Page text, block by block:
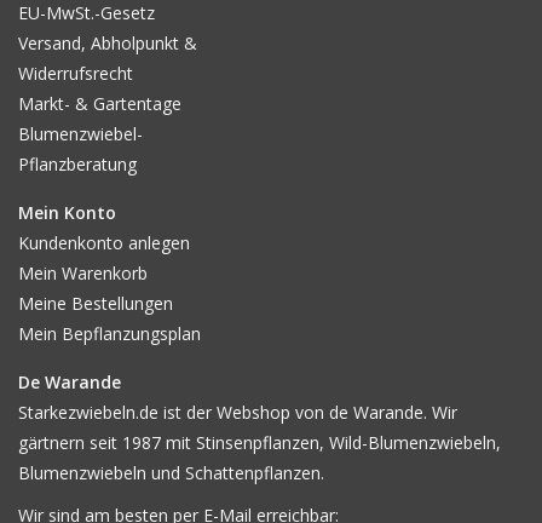
EU-MwSt.-Gesetz
Versand, Abholpunkt &
Widerrufsrecht
Markt- & Gartentage
Blumenzwiebel-
Pflanzberatung
Mein Konto
Kundenkonto anlegen
Mein Warenkorb
Meine Bestellungen
Mein Bepflanzungsplan
De Warande
Starkezwiebeln.de ist der Webshop von de Warande. Wir
gärtnern seit 1987 mit Stinsenpflanzen, Wild-Blumenzwiebeln,
Blumenzwiebeln und Schattenpflanzen.
Wir sind am besten per E-Mail erreichbar: